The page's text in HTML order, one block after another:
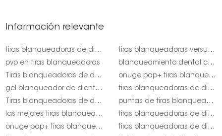
Información relevante
tiras blanqueadoras de dientes onuge pap para el Reino Unido
tiras blanqueadoras versus gel onuge
pvp en tiras blanqueadoras
blanqueamiento dental con aceite de naranja onuge
Tiras blanqueadoras de dientes Pap para EE. UU. Onuge
onuge pap+ tiras blanqueadoras baratas
gel blanqueador de dientes natural
tiras blanqueadoras de dientes con aceite de coco
Tiras blanqueadoras de dientes con hidroxiapatita.
puntas de tiras blanqueadoras de dientes onuge
las mejores tiras blanqueadoras de dientes orgánicas
tiras blanqueadoras de dientes sin crueldad animal
onuge pap+ tiras blanqueadoras de dientes baratas
tiras blanqueadoras de dientes onuge para EE. UU.